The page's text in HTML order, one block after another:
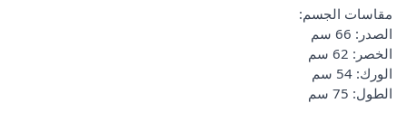
مقاسات الجسم:
الصدر: 66 سم
الخصر: 62 سم
الورك: 54 سم
الطول: 75 سم